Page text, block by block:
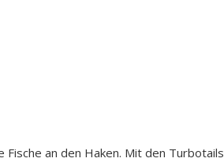
an den Haken. Mit den Turbotails